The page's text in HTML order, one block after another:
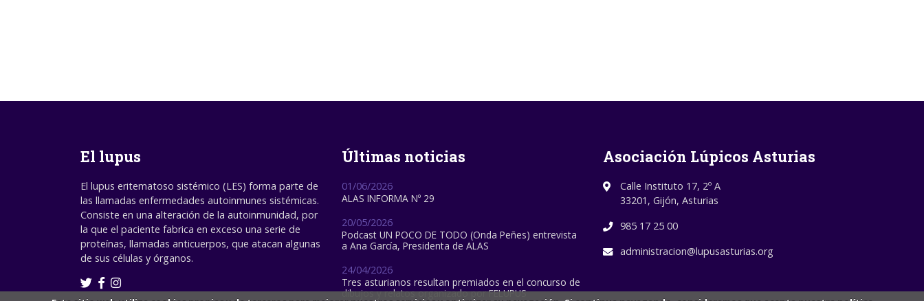
El lupus
El lupus eritematoso sistémico (LES) forma parte de
las llamadas enfermedades autoinmunes sistémicas.
Consiste en una alteración de la autoinmunidad, por
la que el paciente fabrica en exceso una serie de
proteínas, llamadas anticuerpos, que atacan algunas
de sus células y órganos.
Últimas noticias
01/06/2026
ALAS INFORMA Nº 29
20/05/2026
Podcast UN POCO DE TODO (Onda Peñes) entrevista
a Ana García, Presidenta de ALAS
24/04/2026
Tres asturianos resultan premiados en el concurso de
dibujos y relatos organizado por FELUPUS
Asociación Lúpicos Asturias
Calle Instituto 17, 2º A
33201, Gijón, Asturias
985 17 25 00
administracion@lupusasturias.org